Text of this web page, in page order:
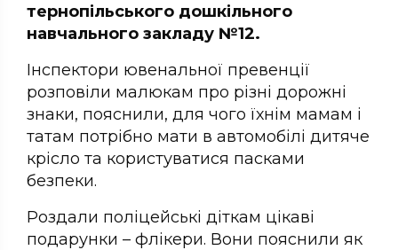
тернопільського дошкільного
навчального закладу №12.
Інспектори ювенальної превенції
розповіли малюкам про різні дорожні
знаки, пояснили, для чого їхнім мамам і
татам потрібно мати в автомобілі дитяче
крісло та користуватися пасками
безпеки.
Роздали поліцейські діткам цікаві
подарунки – флікери. Вони пояснили як